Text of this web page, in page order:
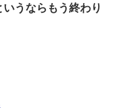
ったという話をしていた
そくさと話を切り上げて
生活｜ワロタあんてな
うならもう終わり